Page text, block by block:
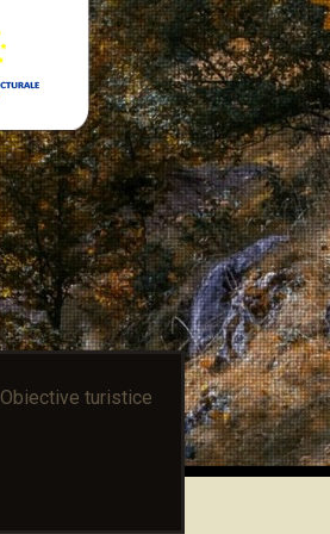
Obiective turistice